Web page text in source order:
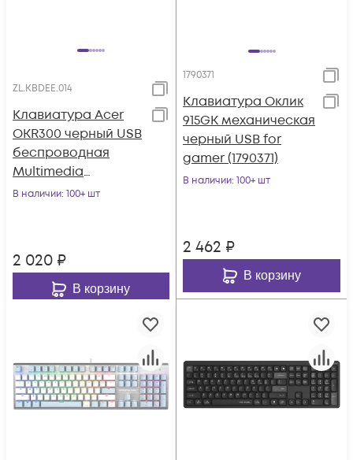
ZL.KBDEE.014
Клавиатура Acer
OKR300 черный USB
беспроводная
Multimedia
(ZL.KBDEE.014)
В наличии: 100+ шт
2 020 ₽
В корзину
1790371
Клавиатура Оклик
915GK механическая
черный USB for
gamer (1790371)
В наличии: 100+ шт
2 462 ₽
В корзину